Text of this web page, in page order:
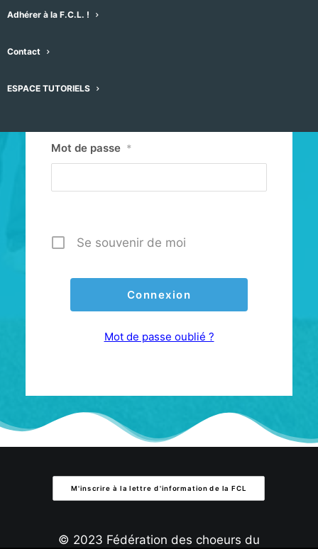
Adhérer à la F.C.L. !
Contact
ESPACE TUTORIELS
Mot de passe *
Se souvenir de moi
Mot de passe oublié ?
M'inscrire à la lettre d'information de la FCL
© 2023 Fédération des choeurs du